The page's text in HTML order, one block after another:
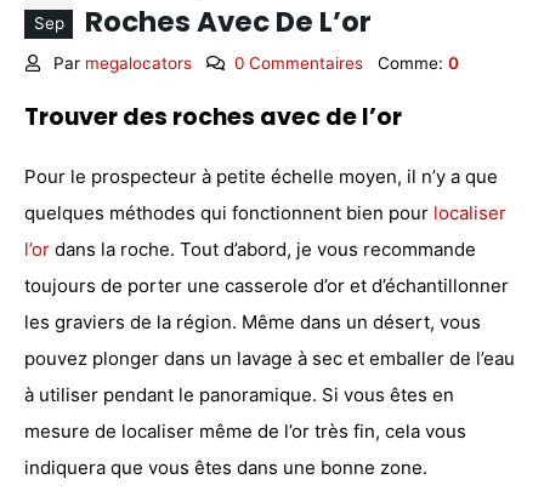
Sep
Roches Avec De L’or
Par megalocators 0 Commentaires Comme: 0
Trouver des roches avec de l’or
Pour le prospecteur à petite échelle moyen, il n’y a que
quelques méthodes qui fonctionnent bien pour localiser
l’or dans la roche. Tout d’abord, je vous recommande
toujours de porter une casserole d’or et d’échantillonner
les graviers de la région. Même dans un désert, vous
pouvez plonger dans un lavage à sec et emballer de l’eau
à utiliser pendant le panoramique. Si vous êtes en
mesure de localiser même de l’or très fin, cela vous
indiquera que vous êtes dans une bonne zone.